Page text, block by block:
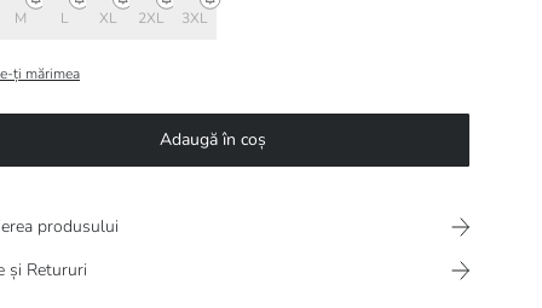
M L XL 2XL 3XL
ți mărimea
Adaugă în coș
produsului
și Retururi